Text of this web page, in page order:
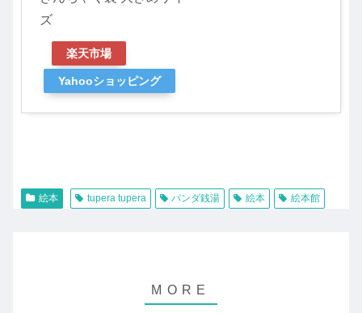
ズ
楽天市場
Yahooショッピング
絵本 tupera tupera パンダ銭湯 絵本 絵本館